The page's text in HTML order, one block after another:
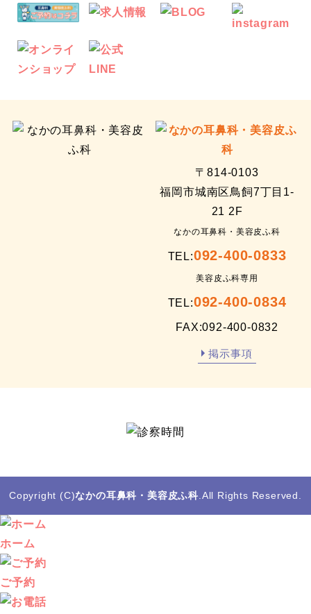
〒814-0103
福岡市城南区鳥飼7丁目1-
21 2F
なかの耳鼻科・美容皮ふ科
TEL:092-400-0833
美容皮ふ科専用
TEL:092-400-0834
FAX:092-400-0832
掲示事項
Copyright (C)なかの耳鼻科・美容皮ふ科 .All Rights Reserved.
ホーム
ご予約